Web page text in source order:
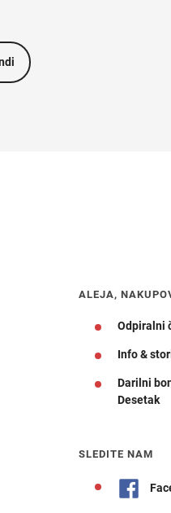
ALEJA,
Odpiralni
Info &
Darilni
Desetak
SLEDITE NAM